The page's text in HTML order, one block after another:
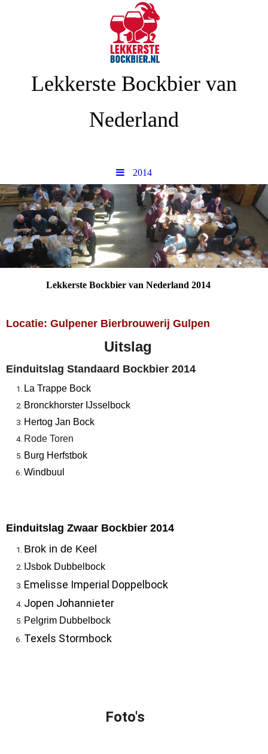
Lekkerste Bockbier van
Nederland
2014
Lekkerste Bockbier van Nederland 2014
Locatie: Gulpener Bierbrouwerij Gulpen
Uitslag
Einduitslag Standaard Bockbier 2014
La Trappe Bock
Bronckhorster IJsselbock
Hertog Jan Bock
Rode Toren
Burg Herfstbok
Windbuul
Einduitslag Zwaar Bockbier 2014
Brok in de Keel
IJsbok Dubbelbock
Emelisse Imperial Doppelbock
Jopen Johannieter
Pelgrim Dubbelbock
Texels Stormbock
Foto's